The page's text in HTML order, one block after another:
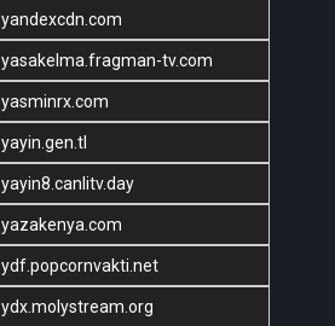
yandexcdn.com
yasakelma.fragman-tv.com
yasminrx.com
yayin.gen.tl
yayin8.canlitv.day
yazakenya.com
ydf.popcornvakti.net
ydx.molystream.org